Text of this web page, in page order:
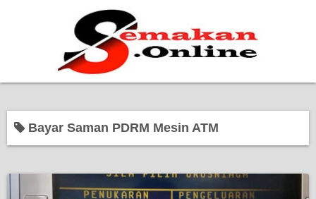
Bantuan Kerajaan
Bayar Saman PDRM Mesin ATM